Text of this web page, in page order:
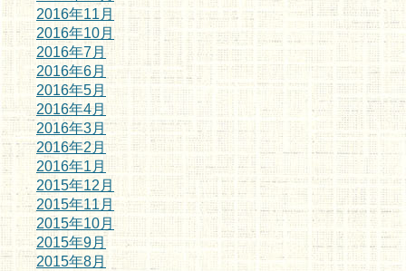
2016年11月
2016年10月
2016年7月
2016年6月
2016年5月
2016年4月
2016年3月
2016年2月
2016年1月
2015年12月
2015年11月
2015年10月
2015年9月
2015年8月